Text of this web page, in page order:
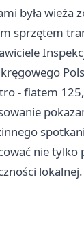
była wieża
sprzętem
- fiatem
nie tylko
lokalnej.